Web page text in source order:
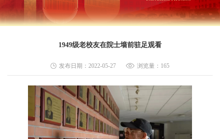
1949级老校友在院士墙前驻足观看
发布日期：2022-05-27 浏览量： 165